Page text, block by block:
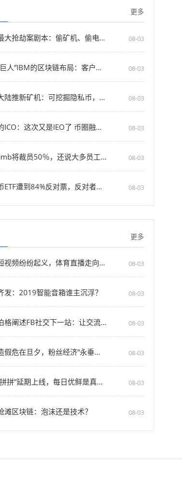
更多
冰岛最大抢劫案剧本：偷矿机、偷电、越狱 08-03
“蓝色巨人”IBM的区块链布局：客户已超500家 08-03
比特大陆推新矿机：可挖掘隐私币，算力较Z9“强 08-03
没完的ICO：这次又是IEO了 币圈融资操碎了心 08-03
Bithumb将裁员50％，还说大多员工是自愿退休 08-03
比特币ETF遭到84%反对票，反对者们都说了啥？ 08-03
更多
体育短视频纷纷起义，体育直播走向沉沦？ 08-03
发：2019智能音箱谁主沉浮？ 08-03
扎克伯格阐述FB社交下一站：让交流更私密、更安 08-03
流量造假危在旦夕，粉丝经济“永垂不朽” 08-03
“每日拼拼”延期上线，每日优鲜是真拼还是假 08-03
滩区块链：泡沫还是技术？ 08-03